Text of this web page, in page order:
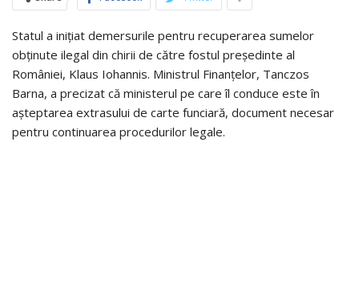
Statul a inițiat demersurile pentru recuperarea sumelor
obținute ilegal din chirii de către fostul președinte al
României, Klaus Iohannis. Ministrul Finanțelor, Tanczos
Barna, a precizat că ministerul pe care îl conduce este în
așteptarea extrasului de carte funciară, document necesar
pentru continuarea procedurilor legale.